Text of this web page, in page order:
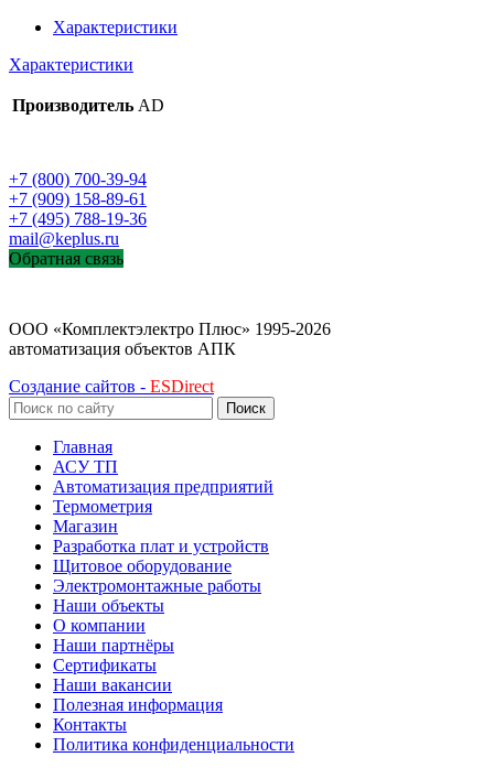
Характеристики
Характеристики
Производитель AD
+7 (800) 700-39-94
+7 (909) 158-89-61
+7 (495) 788-19-36
mail@keplus.ru
Обратная связь
ООО «Комплектэлектро Плюс» 1995-2026
автоматизация объектов АПК
Создание сайтов - ESDirect
Поиск
Главная
АСУ ТП
Автоматизация предприятий
Термометрия
Магазин
Разработка плат и устройств
Щитовое оборудование
Электромонтажные работы
Наши объекты
О компании
Наши партнёры
Сертификаты
Наши вакансии
Полезная информация
Контакты
Политика конфиденциальности